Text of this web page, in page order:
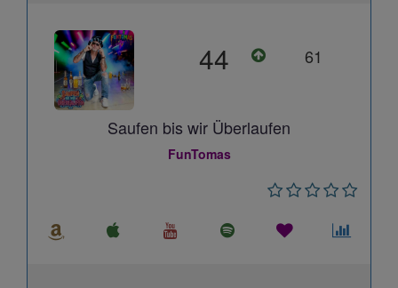
44 61
Saufen bis wir Überlaufen
FunTomas